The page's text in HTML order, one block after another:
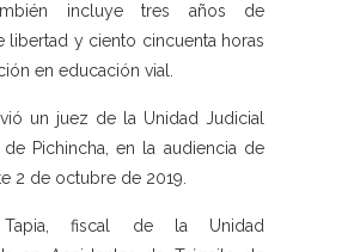
incluye tres años de
libertad y ciento cincuenta horas
en educación vial.
un juez de la Unidad Judicial
Pichincha, en la audiencia de
2 de octubre de 2019.
Tapia, fiscal de la Unidad